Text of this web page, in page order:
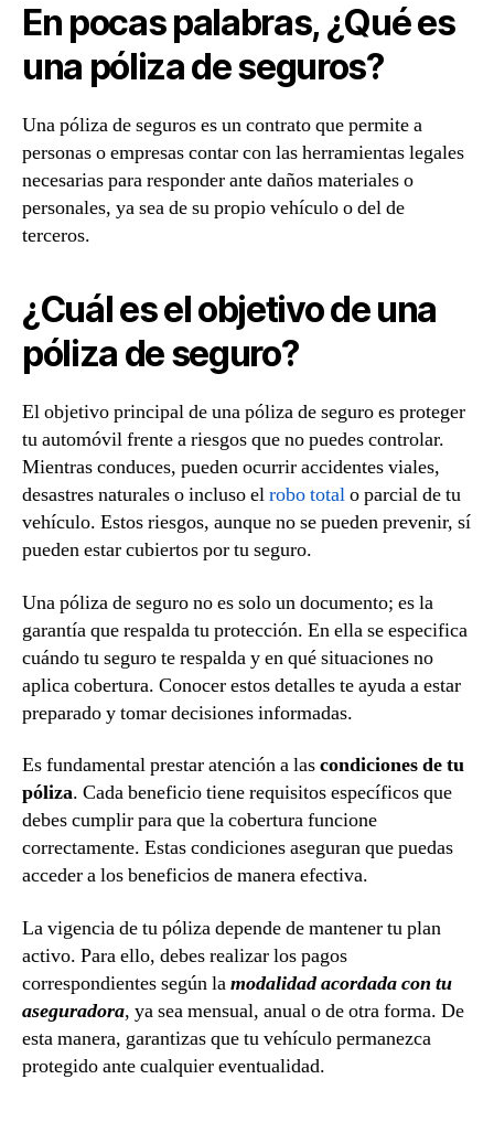
En pocas palabras, ¿Qué es
una póliza de seguros?
Una póliza de seguros es un contrato que permite a
personas o empresas contar con las herramientas legales
necesarias para responder ante daños materiales o
personales, ya sea de su propio vehículo o del de
terceros.
¿Cuál es el objetivo de una
póliza de seguro?
El objetivo principal de una póliza de seguro es proteger
tu automóvil frente a riesgos que no puedes controlar.
Mientras conduces, pueden ocurrir accidentes viales,
desastres naturales o incluso elrobo totalo parcial de tu
vehículo. Estos riesgos, aunque no se pueden prevenir, sí
pueden estar cubiertos por tu seguro.
Una póliza de seguro no es solo un documento; es la
garantía que respalda tu protección. En ella se especifica
cuándo tu seguro te respalda y en qué situaciones no
aplica cobertura. Conocer estos detalles te ayuda a estar
preparado y tomar decisiones informadas.
Es fundamental prestar atención a lascondiciones de tu
póliza. Cada beneficio tiene requisitos específicos que
debes cumplir para que la cobertura funcione
correctamente. Estas condiciones aseguran que puedas
acceder a los beneficios de manera efectiva.
La vigencia de tu póliza depende de mantener tu plan
activo. Para ello, debes realizar los pagos
correspondientes según lamodalidad acordada con tu
aseguradora, ya sea mensual, anual o de otra forma. De
esta manera, garantizas que tu vehículo permanezca
protegido ante cualquier eventualidad.